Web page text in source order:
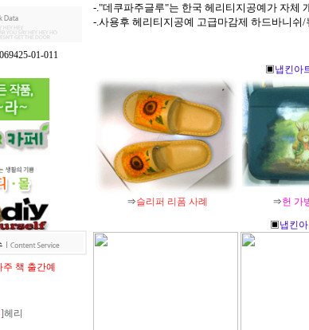
01-011
책 출간예
]헤리
-."데쿠파주글루"는 한국 헤리티지공예가 자체
-.사용후 헤리티지공예 고급마감제 하드바니쉬
▣냅킨아
⇒슬리퍼 리폼 사례 ⇒헌 가
▣냅킨